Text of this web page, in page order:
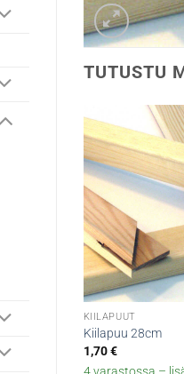
TUTUSTU
KIILAPUUT
Kiilapuu 28cm
1,70€